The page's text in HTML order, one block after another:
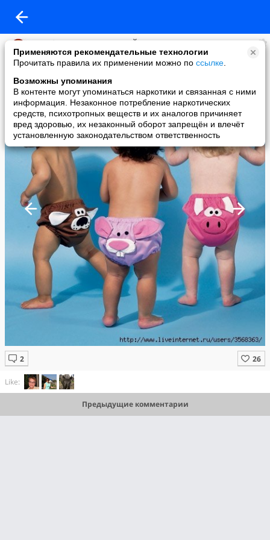
Применяются рекомендательные технологии
Прочитать правила их применении можно по ссылке
Возможны упоминания
В контенте могут упоминаться наркотики и связанная с ними
информация. Незаконное потребление наркотических
средств, психотропных веществ и их аналогов причиняет
вред здоровью, их незаконный оборот запрещён и влечёт
установленную законодательством ответственность
Клуб "РАДУГА РУКОДЕЛИЙ"
added a photo
01 May в 11:51
Like:
Предыдущие комментарии